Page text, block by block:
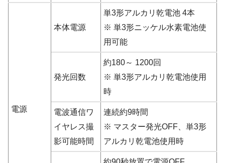
電源
本体電源
単3形アルカリ乾電池 4本
※ 単3形ニッケル水素電池使
用可能
発光回数
約180～ 1200回
※ 単3形アルカリ乾電池使用
時
電波通信ワ
イヤレス撮
影可能時間
連続約9時間
※ マスター発光OFF、単3形
アルカリ乾電池使用時